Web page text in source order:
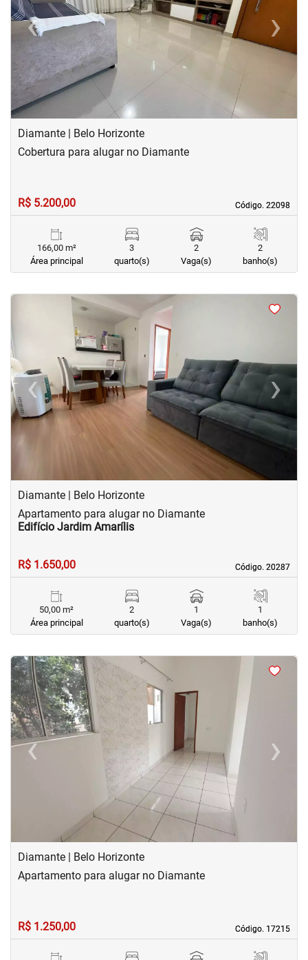
‹Previous ›
Next
Diamante | Belo Horizonte
Código. 22098
Código. 22098
Cobertura para alugar no Diamante
R$ 5.200,00
166,00 m²
Área principal
3
quarto(s)
2
Vaga(s)
2
banho(s)
‹Previous ›Next
Diamante | Belo Horizonte
Código. 20287
Código. 20287
Apartamento para alugar no Diamante
Edifício Jardim Amarílis
R$ 1.650,00
50,00 m²
Área principal
2
quarto(s)
1
Vaga(s)
1
banho(s)
<<<<
‹Previous ›Next
Diamante | Belo Horizonte
Código. 17215
Código. 17215
Apartamento para alugar no Diamante
R$ 1.250,00